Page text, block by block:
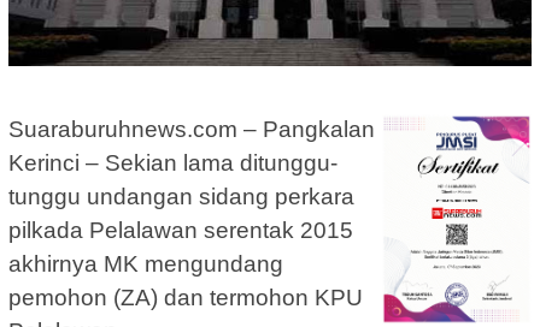
Suaraburuhnews.com – Pangkalan
Kerinci – Sekian lama ditunggu-
tunggu undangan sidang perkara
pilkada Pelalawan serentak 2015
akhirnya MK mengundang
pemohon (ZA) dan termohon KPU